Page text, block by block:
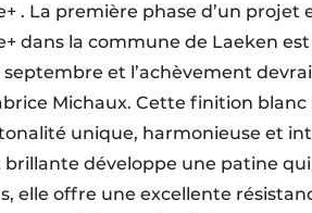
. La première phase d’un
dans la commune de Laeken
et l’achèvement
Michaux. Cette finition blanc
unique, harmonieuse et
développe une patine
elle offre une excellente